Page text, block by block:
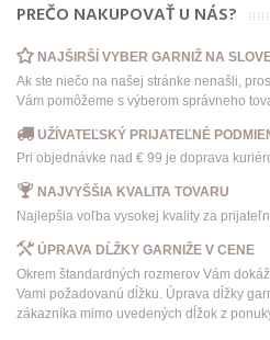
PREČO NAKUPOVAŤ U NÁS?
NAJŠIRŠÍ VYBER GARNIŽ NA
Ak ste niečo na našej stránke nenašli,
Vám pomôžeme s výberom správneho
UŽÍVATEĽSKÝ PRIJATEĽNÉ
Pri objednávke nad € 99 je doprava
NAJVYŠŠIA KVALITA TOVARU
Najlepšia voľba vysokej kvality za
ÚPRAVA DĹŽKY GARNIŽE V CENE
Okrem štandardných rozmerov Vám
Vami požadovanú dĺžku. Úprava dĺžky
zákazníka mimo uvedených dĺžok z